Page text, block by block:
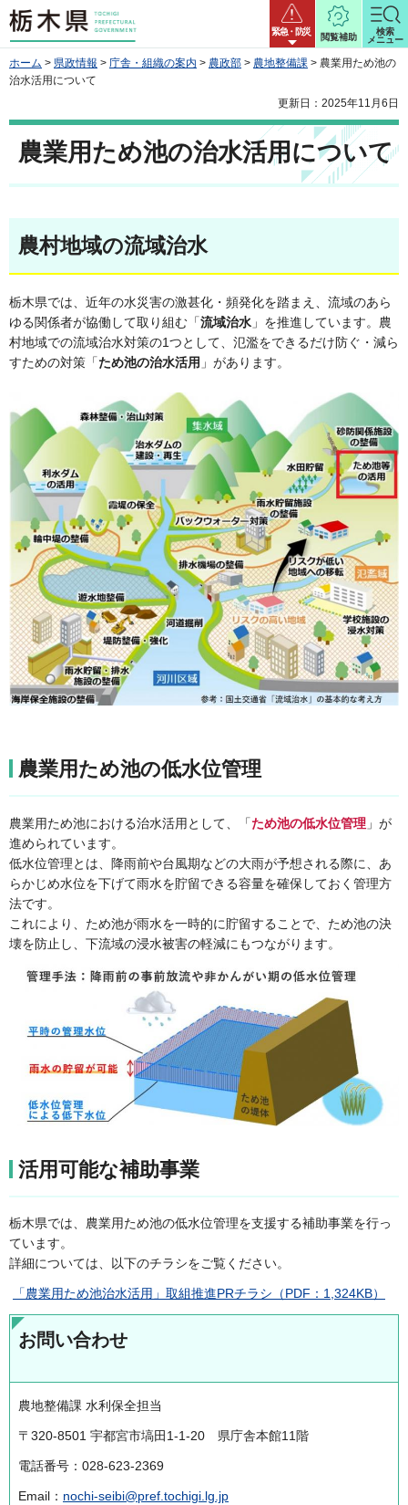
栃木県 緊急・防災
閲覧補助
検索
メニュー
ホーム > 県政情報 > 庁舎・組織の案内 > 農政部 > 農地整備課 > 農業用ため池の
治水活用について
更新日：2025年11月6日
農業用ため池の治水活用について
農村地域の流域治水
栃木県では、近年の水災害の激甚化・頻発化を踏まえ、流域のあら
ゆる関係者が協働して取り組む「流域治水 」を推進しています。農
村地域での流域治水対策の1つとして、氾濫をできるだけ防ぐ・減ら
すための対策「ため池の治水活用 」があります。
農業用ため池の低水位管理
農業用ため池における治水活用として、「ため池の低水位管理 」が
進められています。
低水位管理とは、降雨前や台風期などの大雨が予想される際に、あ
らかじめ水位を下げて雨水を貯留できる容量を確保しておく管理方
法です。
これにより、ため池が雨水を一時的に貯留することで、ため池の決
壊を防止し、下流域の浸水被害の軽減にもつながります。
活用可能な補助事業
栃木県では、農業用ため池の低水位管理を支援する補助事業を行っ
ています。
詳細については、以下のチラシをご覧ください。
「農業用ため池治水活用」取組推進PRチラシ（PDF：1,324KB）
お問い合わせ
農地整備課 水利保全担当
〒320-8501 宇都宮市塙田1-1-20 県庁舎本館11階
電話番号：028-623-2369
Email： nochi-seibi@pref.tochigi.lg.jp